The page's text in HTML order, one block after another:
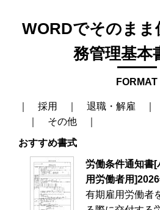
WORDでそのまま
務管理基本
FORMAT
採用 退職・解雇
その他
おすすめ書式
労働条件通知書[
用労働者用
有期雇用労働者